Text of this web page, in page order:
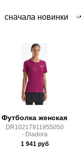
Футболка женская
DR10217911955050
- Diadora
1 941руб